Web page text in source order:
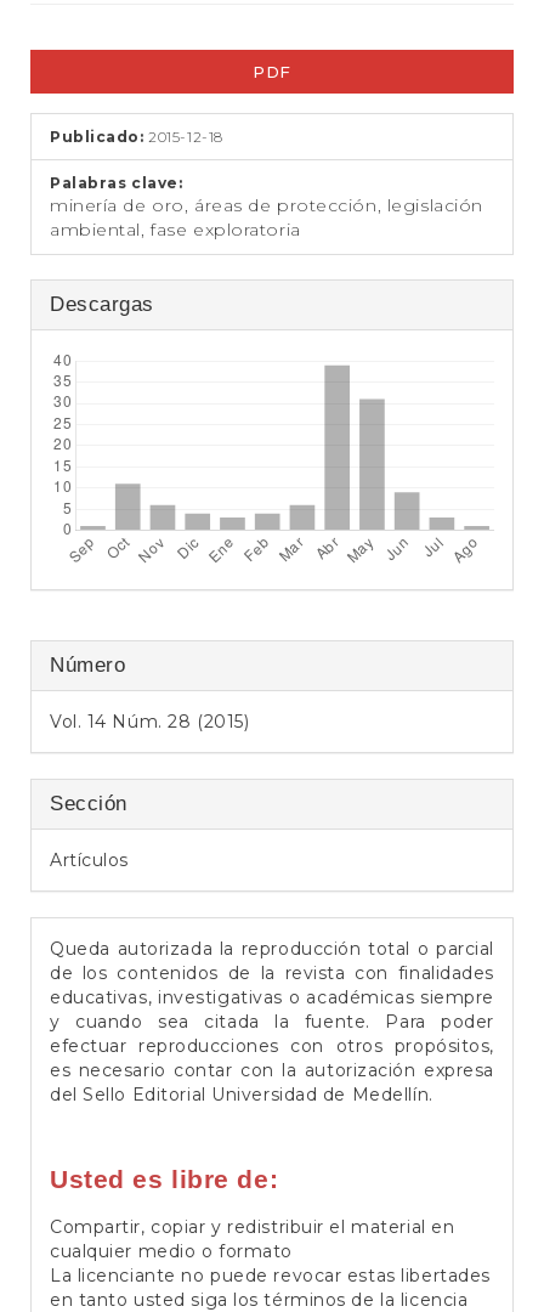
n
d
r
Barra
lateral
del
artículo
PDF
Publicado:2015-12-18
Palabras clave:
minería de oro, áreas de protección, legislación
ambiental, fase exploratoria
Descargas
Número
Vol. 14 Núm. 28 (2015)
Sección
Artículos
Queda autorizada la reproducción total o parcial
de los contenidos de la revista con finalidades
educativas, investigativas o académicas siempre
y cuando sea citada la fuente. Para poder
efectuar reproducciones con otros propósitos,
es necesario contar con la autorización expresa
del Sello Editorial Universidad de Medellín.
Usted es libre de:
Compartir, copiar y redistribuir el material en
cualquier medio o formato
La licenciante no puede revocar estas libertades
en tanto usted siga los términos de la licencia